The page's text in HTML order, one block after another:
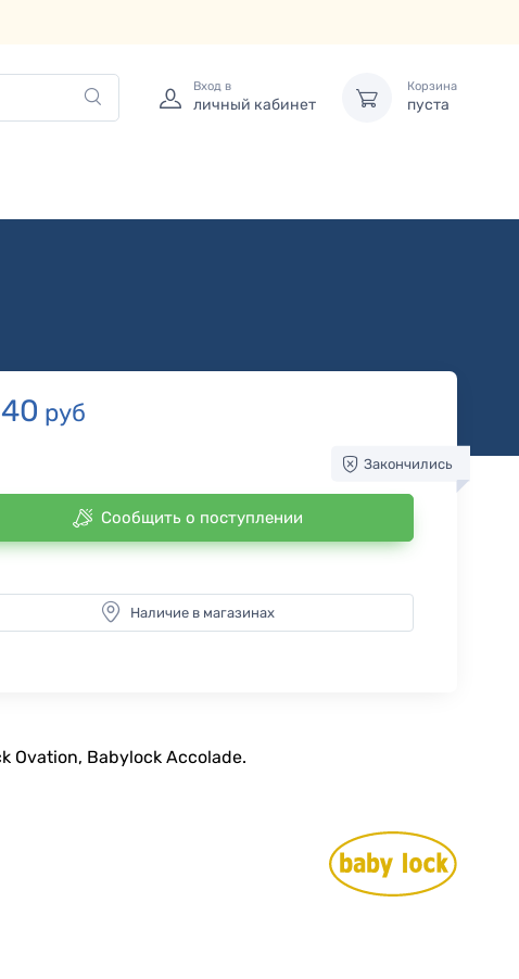
Вход в
личный кабинет
Корзина
пуста
руб
Закончились
Сообщить о поступлении
Наличие в магазинах
Ovation, Babylock Accolade.